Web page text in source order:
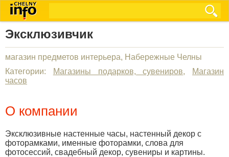
Эксклюзивчик
магазин предметов интерьера, Набережные Челны
Категории:
Магазины подарков, сувениров,
Магазин
часов
О компании
Эксклюзивные настенные часы, настенный декор с
фоторамками, именные фоторамки, слова для
фотосессий, свадебный декор, сувениры и картины.